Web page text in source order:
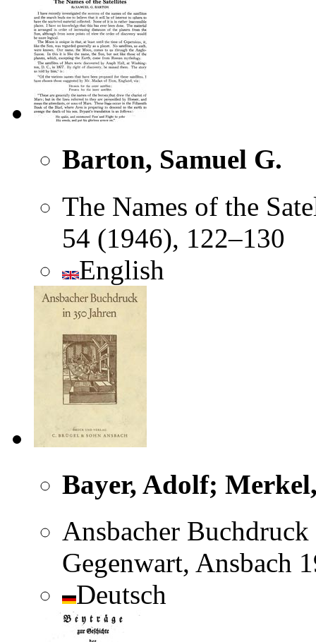
Barton, Samuel G.
The Names of the
54 (1946), 122–130
English
Bayer, Adolf;
Ansbacher
Gegenwart, Ansbach
Deutsch